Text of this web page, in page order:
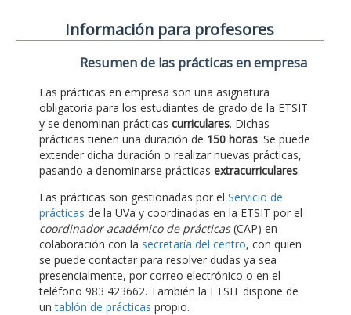
Información para profesores
Resumen de las prácticas en empresa
Las prácticas en empresa son una asignatura
obligatoria para los estudiantes de grado de la ETSIT
y se denominan prácticas curriculares. Dichas
prácticas tienen una duración de 150 horas. Se puede
extender dicha duración o realizar nuevas prácticas,
pasando a denominarse prácticas extracurriculares.
Las prácticas son gestionadas por el Servicio de
prácticas de la UVa y coordinadas en la ETSIT por el
coordinador académico de prácticas(CAP) en
colaboración con la secretaría del centro, con quien
se puede contactar para resolver dudas ya sea
presencialmente, por correo electrónico o en el
teléfono 983 423662. También la ETSIT dispone de
untablón de prácticas propio.